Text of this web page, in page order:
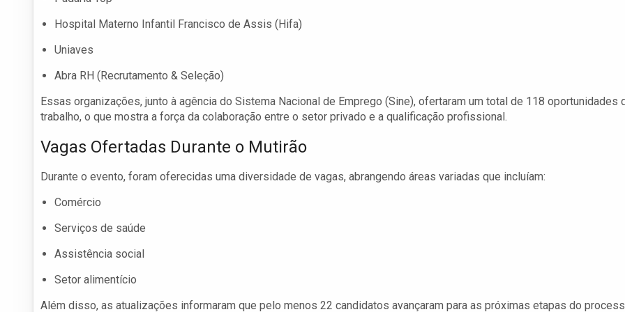
Hospital Materno Infantil Francisco de Assis (Hifa)
Uniaves
Abra RH (Recrutamento & Seleção)
Essas organizações, junto à agência do Sistema Nacional de Emprego (Sine), ofertaram um total de 118 oportunidades
trabalho, o que mostra a força da colaboração entre o setor privado e a qualificação profissional.
Vagas Ofertadas Durante o Mutirão
Durante o evento, foram oferecidas uma diversidade de vagas, abrangendo áreas variadas que incluíam:
Comércio
Serviços de saúde
Assistência social
Setor alimentício
Além disso, as atualizações informaram que pelo menos 22 candidatos avançaram para as próximas etapas do